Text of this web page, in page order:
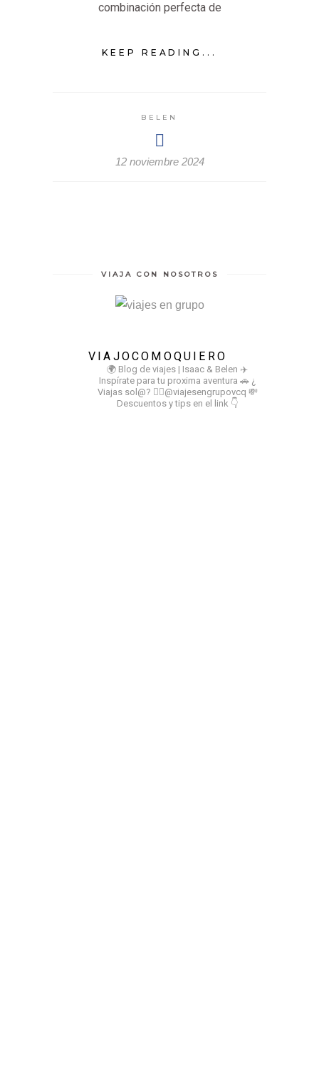
combinación perfecta de
KEEP READING...
BELEN
12 noviembre 2024
VIAJA CON NOSOTROS
VIAJOCOMOQUIERO
🌍 Blog de viajes | Isaac & Belen ✈️
Inspírate para tu proxima aventura 🚗 ¿
Viajas sol@? 👉🏻@viajesengrupovcq 💸
Descuentos y tips en el link 👇